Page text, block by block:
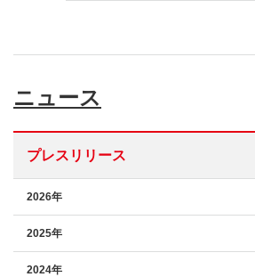
ニュース
プレスリリース
2026年
2025年
2024年